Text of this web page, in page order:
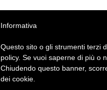
Informativa
Questo sito o gli strumenti terzi
policy. Se vuoi saperne di più o
Chiudendo questo banner,
dei cookie.